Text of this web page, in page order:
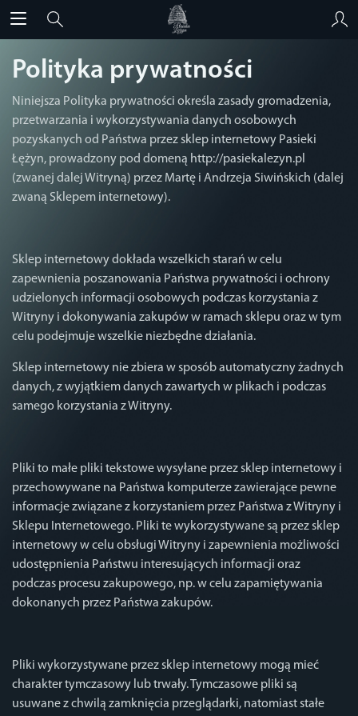
Polityka prywatności
Niniejsza Polityka prywatności określa zasady gromadzenia,
przetwarzania i wykorzystywania danych osobowych
pozyskanych od Państwa przez sklep internetowy Pasieki
Łężyn, prowadzony pod domeną http://pasiekalezyn.pl
(zwanej dalej Witryną) przez Martę i Andrzeja Siwińskich (dalej
zwaną Sklepem internetowy).
Sklep internetowy dokłada wszelkich starań w celu
zapewnienia poszanowania Państwa prywatności i ochrony
udzielonych informacji osobowych podczas korzystania z
Witryny i dokonywania zakupów w ramach sklepu oraz w tym
celu podejmuje wszelkie niezbędne działania.
Sklep internetowy nie zbiera w sposób automatyczny żadnych
danych, z wyjątkiem danych zawartych w plikach i podczas
samego korzystania z Witryny.
Pliki to małe pliki tekstowe wysyłane przez sklep internetowy i
przechowywane na Państwa komputerze zawierające pewne
informacje związane z korzystaniem przez Państwa z Witryny i
Sklepu Internetowego. Pliki te wykorzystywane są przez sklep
internetowy w celu obsługi Witryny i zapewnienia możliwości
udostępnienia Państwu interesujących informacji oraz
podczas procesu zakupowego, np. w celu zapamiętywania
dokonanych przez Państwa zakupów.
Pliki wykorzystywane przez sklep internetowy mogą mieć
charakter tymczasowy lub trwały. Tymczasowe pliki są
usuwane z chwilą zamknięcia przeglądarki, natomiast stałe